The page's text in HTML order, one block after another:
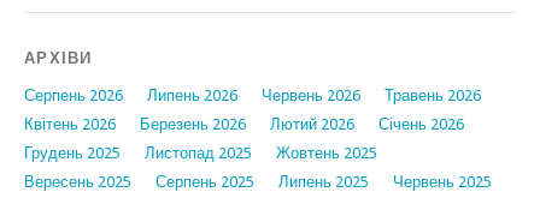
АРХІВИ
Серпень 2026 Липень 2026 Червень 2026
Травень 2026
Квітень 2026
Березень 2026 Лютий 2026
Січень 2026
Грудень 2025
Листопад 2025
Жовтень 2025
Вересень 2025
Серпень 2025 Липень 2025
Червень 2025